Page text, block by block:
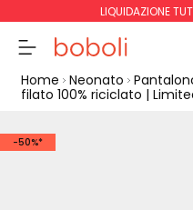
LIQUIDAZIONE
Home Neonato
filato 100% riciclato |
-50%*